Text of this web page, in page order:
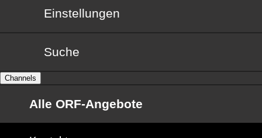
Einstellungen
Suche
Channels
Alle ORF-Angebote